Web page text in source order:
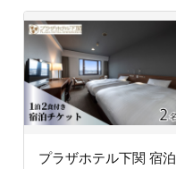
プラザホテル下関 宿泊